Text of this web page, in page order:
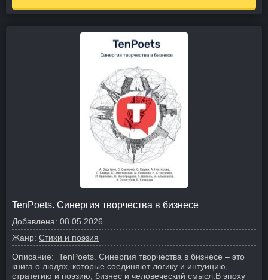
TenPoets. Синергия творчества в бизнесе
Добавлена: 08.05.2026
Жанр: Стихи и поэзия
Описание: TenPoets. Синергия творчества в бизнесе – это
книга о людях, которые соединяют логику и интуицию,
стратегию и поэзию, бизнес и человеческий смысл. В эпоху